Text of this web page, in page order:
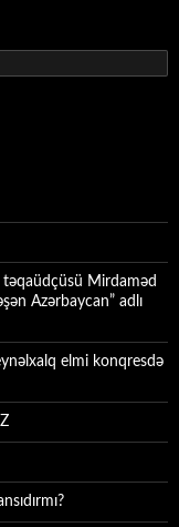
təqaüdçüsü Mirdaməd
Azərbaycan” adlı
elmi konqresdə